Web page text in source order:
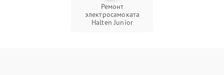
Ремонт
электросамоката
Halten Junior